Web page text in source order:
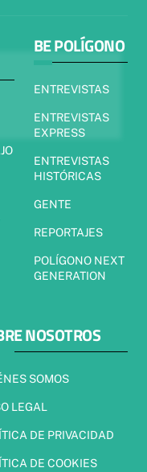
BE POLÍGONO
ENTREVISTAS
ENTREVISTAS
EXPRESS
ENTREVISTAS
HISTÓRICAS
GENTE
REPORTAJES
POLÍGONO NEXT
GENERATION
NOSOTROS
SOMOS
LEGAL
DE PRIVACIDAD
DE COOKIES